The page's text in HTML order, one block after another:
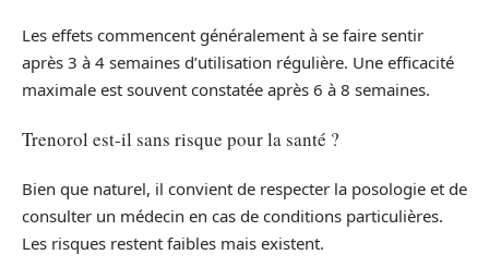
Les effets commencent généralement à se faire sentir
après 3 à 4 semaines d’utilisation régulière. Une efficacité
maximale est souvent constatée après 6 à 8 semaines.
Trenorol est-il sans risque pour la santé ?
Bien que naturel, il convient de respecter la posologie et de
consulter un médecin en cas de conditions particulières.
Les risques restent faibles mais existent.